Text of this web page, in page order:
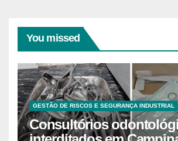
You missed
GESTÃO DE RISCOS E SEGURANÇA INDUSTRIAL
Consultórios